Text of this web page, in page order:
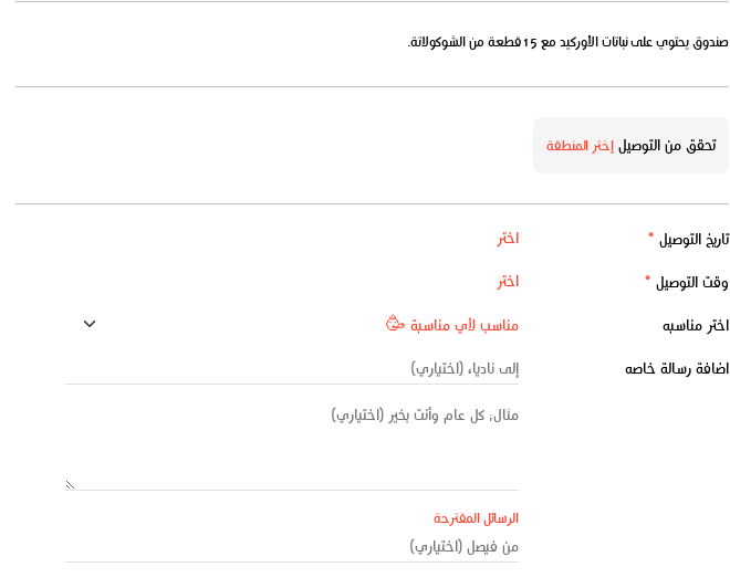
صندوق يحتوي على نباتات الأوركيد مع 15قطعة من الشوكولاتة.
تحقق من التوصيلإختر المنطقة
تاريخ التوصيل *
وقت التوصيل *
اختر مناسبه
اضافة رسالة خاصه
الرسائل المقترحة